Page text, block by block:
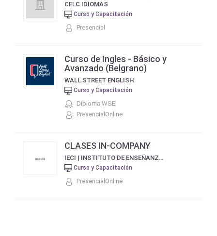
CELC IDIOMAS
Curso y Capacitación
Presencial
Curso de Ingles - Básico y
Avanzado (Belgrano)
WALL STREET ENGLISH
Curso y Capacitación
Diploma WSE
PresencialOnline
CLASES IN-COMPANY
IECI | INSTITUTO DE ENSEÑANZA DE CULTURA INGLESA
Curso y Capacitación
PresencialOnline